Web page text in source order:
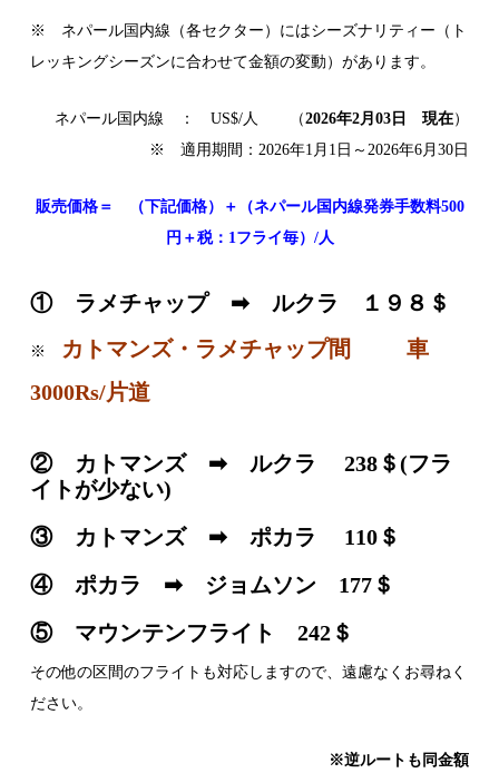
※ ネパール国内線（各セクター）にはシーズナリティー（ト
レッキングシーズンに合わせて金額の変動）があります。
ネパール国内線 ： US$/人 （2026年2月03日 現在）
※ 適用期間：2026年1月1日～2026年6月30日
販売価格＝ （下記価格）＋（ネパール国内線発券手数料500
円＋税：1フライ毎）/人
① ラメチャップ ➡ ルクラ １９８＄
※
カトマンズ・ラメチャップ間 車
3000Rs/片道
② カトマンズ ➡ ルクラ 238＄(フラ
イトが少ない)
③ カトマンズ ➡ ポカラ 110＄
④ ポカラ ➡ ジョムソン 177＄
⑤ マウンテンフライト 242＄
その他の区間のフライトも対応しますので、遠慮なくお尋ねく
ださい。
※逆ルートも同金額